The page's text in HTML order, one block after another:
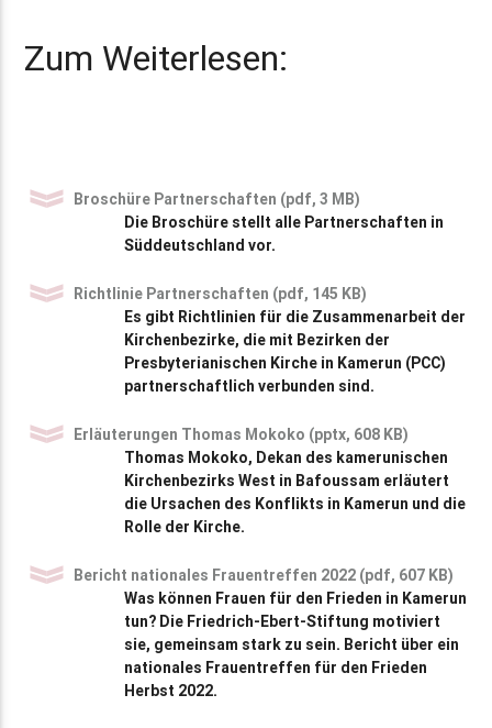
Zum Weiterlesen:
Broschüre Partnerschaften (pdf, 3 MB)
Die Broschüre stellt alle Partnerschaften in
Süddeutschland vor.
Richtlinie Partnerschaften (pdf, 145 KB)
Es gibt Richtlinien für die Zusammenarbeit der
Kirchenbezirke, die mit Bezirken der
Presbyterianischen Kirche in Kamerun (PCC)
partnerschaftlich verbunden sind.
Erläuterungen Thomas Mokoko (pptx, 608 KB)
Thomas Mokoko, Dekan des kamerunischen
Kirchenbezirks West in Bafoussam erläutert
die Ursachen des Konflikts in Kamerun und die
Rolle der Kirche.
Bericht nationales Frauentreffen 2022 (pdf, 607 KB)
Was können Frauen für den Frieden in Kamerun
tun? Die Friedrich-Ebert-Stiftung motiviert
sie, gemeinsam stark zu sein. Bericht über ein
nationales Frauentreffen für den Frieden
Herbst 2022.